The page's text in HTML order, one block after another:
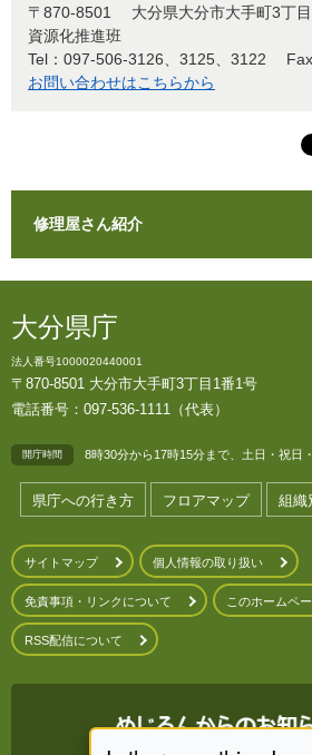
〒870-8501
大分県大分市大手町3丁
資源化推進班
Tel：097-506-3126、3125、3122
お問い合わせはこちらから
修理屋さん紹介
大分県庁
法人番号1000020440001
〒870-8501 大分市大手町3丁目1番1号
電話番号：097-536-1111（代表）
開庁時間 8時30分から17時15分まで、土日・祝日
県庁への行き方 フロアマップ 組織
サイトマップ 個人情報の取り扱い
免責事項・リンクについて このホームペ
RSS配信について